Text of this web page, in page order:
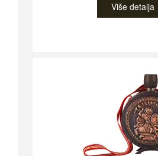
Više detalja